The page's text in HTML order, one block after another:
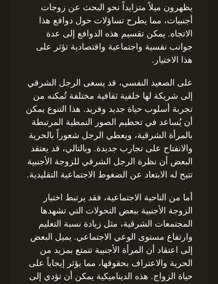
يظهرون ميلاً متزايداً نحو البحث عن زوجات
أجنبيات، مما يطرح تساؤلات حول دوافع هذا
الاتجاه. يمكن تقسيم هذه الدوافع إلى عدة
جوانب نفسية واجتماعية واقتصادية تؤثر على
هذا الاختيار.
على الصعيد النفسي، قد يسعى الرجل الشرقي
إلى شريكة لها خلفية ثقافية مختلفة تُمكنه من
تجربة أسلوب حياة جديد وفريد. هذا التنوع يمكن
أن يُساعد في تحطيم الصور النمطية المرتبطة
بالمرأة الشرقية، ويعطي الرجل شعوراً بالحرية
والانفتاح على تجارب جديدة. وبالتالي، قد يعتقد
البعض أن نظرة الرجل الشرقي للزوجة الأجنبية
تتيح له الابتعاد عن الضغوط الاجتماعية التقليدية.
أما من الناحية الاجتماعية، فقد يرتبط اختيار
الزوجة الأجنبية ببعض التحولات التي تشهدها
المجتمعات الشرقية، مثل زيادة نسبة التعليم
وارتفاع مستوى الوعي الاجتماعي. يميل البعض
إلى اعتقاد أن المرأة الأجنبية تتمتع بمزيد من
الحرية والاعتراف بحقوقها، مما يؤثر إيجاباً على
حياة الزواج. هذه الديناميكية يمكن أن تؤدي إلى